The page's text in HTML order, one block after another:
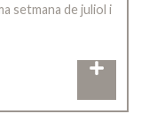
setmana de juliol i